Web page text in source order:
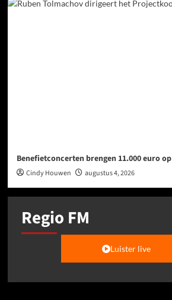
Benefietconcerten brengen 11.000 euro op
Cindy Houwen augustus 4, 2026
Regio FM
Luister live